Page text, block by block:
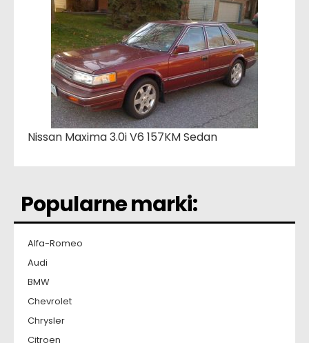
Nissan Maxima 3.0i V6 157KM Sedan
Popularne marki:
Alfa-Romeo
Audi
BMW
Chevrolet
Chrysler
Citroen